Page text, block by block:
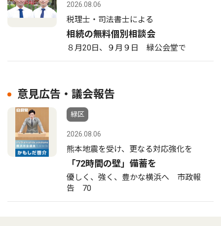
2026.08.06
税理士・司法書士による
相続の無料個別相談会
８月20日、９月９日 緑公会堂で
意見広告・議会報告
緑区
2026.08.06
熊本地震を受け、更なる対応強化を
「72時間の壁」備蓄を
優しく、強く、豊かな横浜へ 市政報
告 70